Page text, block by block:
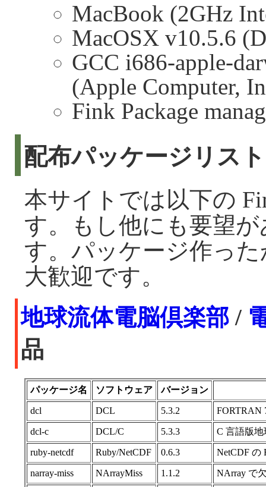
MacBook (2GHz
MacOSX v10.5.6
GCC i686-apple-
(Apple Computer,
Fink Package
配布パッケージリスト
本サイトでは以下の
す。もし他にも要望
す。パッケージ作っ
大歓迎です。
地球流体電脳倶楽部 /
品
パッケージ名 ソフトウェア バージョン
dcl DCL 5.3.2 FORTRAN
dcl-c DCL/C 5.3.3 C 言語版
ruby-netcdf Ruby/NetCDF 0.6.3 NetCDF の
narray-miss NArrayMiss 1.1.2 NArray で